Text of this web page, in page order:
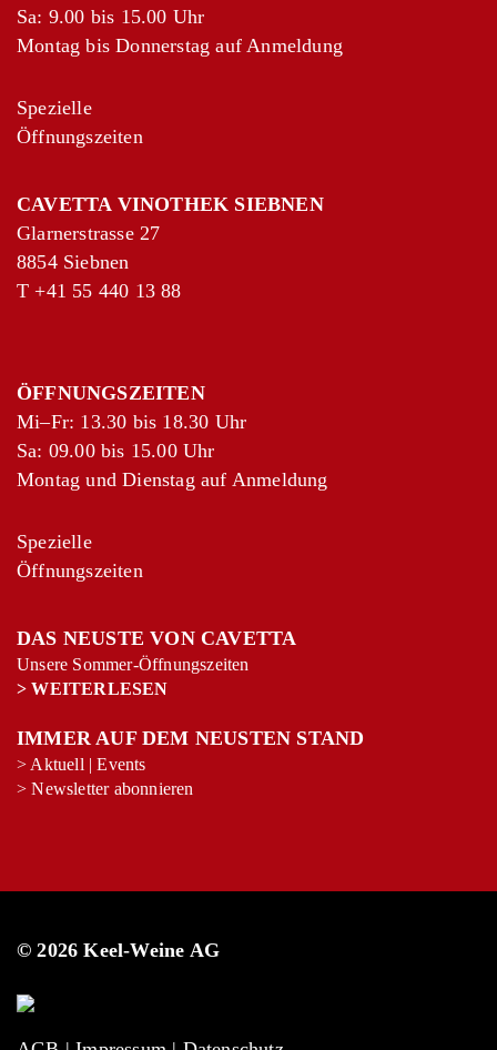
MALECON «SELECCIÓN
ESPLENDIDA» 1979
MALTECO RESERVA RARA, 25
AÑOS
Ron al Estilo de Guatemala
RON MALTECO PER SAVIO
MALTECO SELECCIÓN 1987
Ron al Estilo de Guatemala
AGRICOLA LIS NERIS
TAL LÙC 2008
Vino da Tavola
SPANIEN ANDALUCÍA
PEDRO XIMÉNEZ «SAN
EMILIO»
PORTUGAL MADEIRA
MONTE SECCO, EXTRA DRY
Madeira
Sa: 9.00 bis 15.00 Uhr
Montag bis Donnerstag auf Anmeldung
Spezielle
Öffnungszeiten
CAVETTA VINOTHEK SIEBNEN
Glarnerstrasse 27
8854 Siebnen
T +41 55 440 13 88
ÖFFNUNGSZEITEN
Mi–Fr: 13.30 bis 18.30 Uhr
Sa: 09.00 bis 15.00 Uhr
Montag und Dienstag auf Anmeldung
Spezielle
Öffnungszeiten
DAS NEUSTE VON CAVETTA
Unsere Sommer-Öffnungszeiten
>WEITERLESEN
IMMER AUF DEM NEUSTEN STAND
> Aktuell |Events
>Newsletter abonnieren
© 2026 Keel-Weine AG